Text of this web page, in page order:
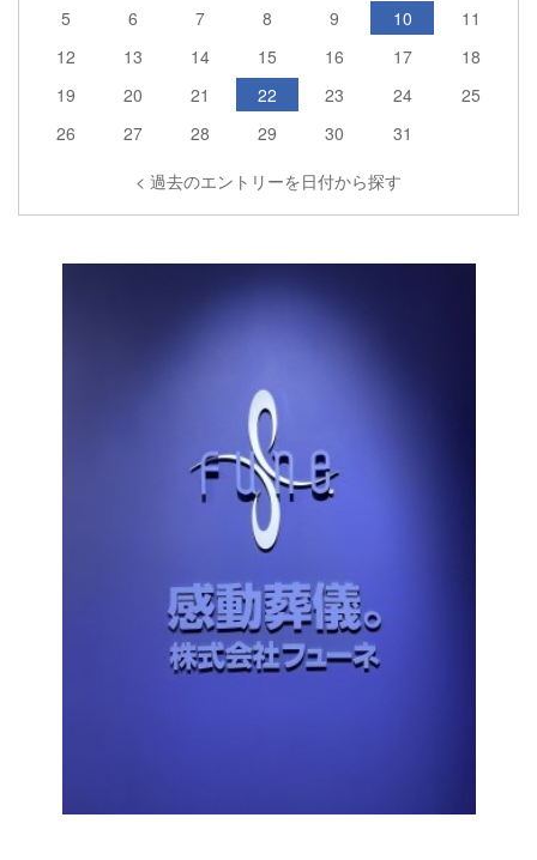
5
6 7 8 9 10
11
12
13 14 15 16 17
18
19
20 21 22 23 24
25
26
27 28 29 30
31
< 過去のエントリーを日付から探す